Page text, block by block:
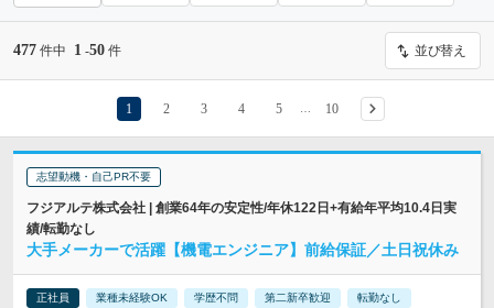
477 件中 1 -50 件 並び替え
1 2 3 4 5 10
志望動機・自己PR不要
フジアルテ株式会社 | 創業64年の安定性/年休122日+有給年平均10.4日実
績/転勤なし
大手メーカーで活躍【機電エンジニア】前給保証／土日祝休み
正社員 業種未経験OK 学歴不問 第二新卒歓迎 転勤なし